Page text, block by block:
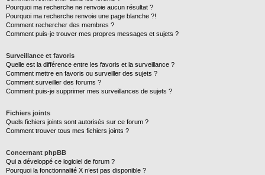
Pourquoi ma recherche ne renvoie aucun résultat ?
Pourquoi ma recherche renvoie une page blanche ?!
Comment rechercher des membres ?
Comment puis-je trouver mes propres messages et sujets ?
Surveillance et favoris
Quelle est la différence entre les favoris et la surveillance ?
Comment mettre en favoris ou surveiller des sujets ?
Comment surveiller des forums ?
Comment puis-je supprimer mes surveillances de sujets ?
Fichiers joints
Quels fichiers joints sont autorisés sur ce forum ?
Comment trouver tous mes fichiers joints ?
Concernant phpBB
Qui a développé ce logiciel de forum ?
Pourquoi la fonctionnalité X n’est pas disponible ?